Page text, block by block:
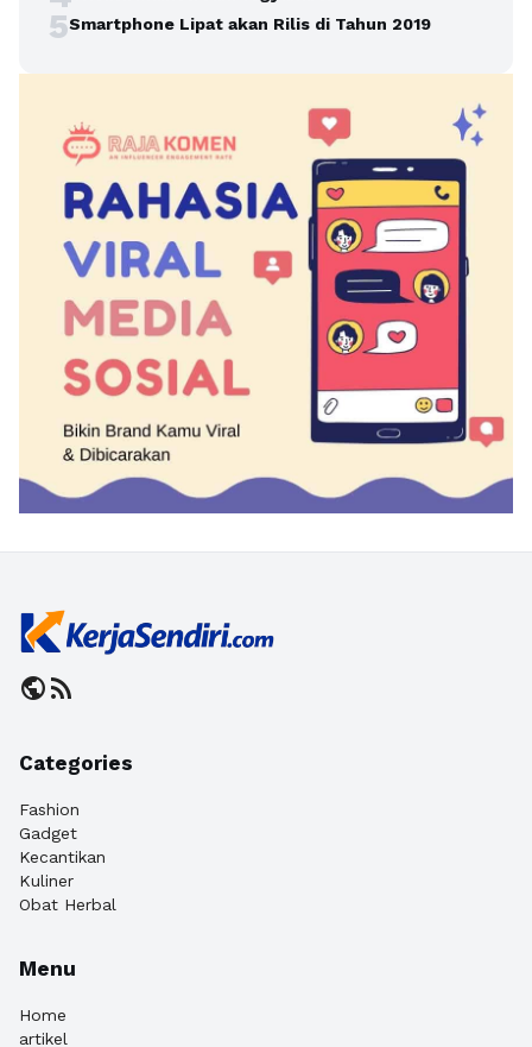
5Smartphone Lipat akan Rilis di Tahun 2019
publicrss_feed
Categories
Fashion
Gadget
Kecantikan
Kuliner
Obat Herbal
Menu
Home
artikel